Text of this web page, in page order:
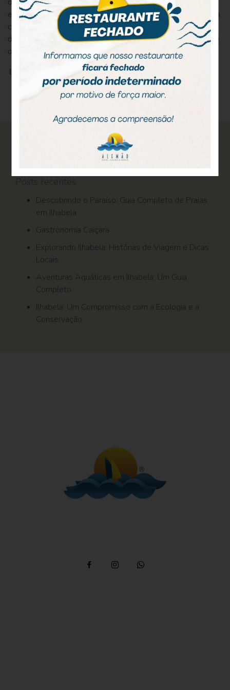
diversas opções de lazer, esportes, alta gastronomia e
ecoturismo. Especialmente no verão, as praias e o centro da
cidade, ficam lotados de turistas. Mas não é somente em
dias quentes que o arquipélago faz sucesso, pois também é
o destino ideal para os […]
LEIA MAIS
Descobrindo o Paraíso: Guia Completo de Praias
em Ilhabela
Gastronomia Caiçara
Explorando Ilhabela: Histórias de Viagem e Dicas
Locais
Aventuras Aquáticas em Ilhabela: Um Guia
Completo
Ilhabela: Um Compromisso com a Ecologia e a
Conservação